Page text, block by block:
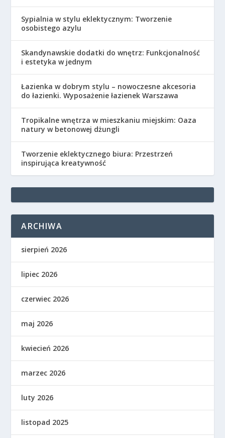
Sypialnia w stylu eklektycznym: Tworzenie
osobistego azylu
Skandynawskie dodatki do wnętrz: Funkcjonalność
i estetyka w jednym
Łazienka w dobrym stylu – nowoczesne akcesoria
do łazienki. Wyposażenie łazienek Warszawa
Tropikalne wnętrza w mieszkaniu miejskim: Oaza
natury w betonowej dżungli
Tworzenie eklektycznego biura: Przestrzeń
inspirująca kreatywność
ARCHIWA
sierpień 2026
lipiec 2026
czerwiec 2026
maj 2026
kwiecień 2026
marzec 2026
luty 2026
listopad 2025